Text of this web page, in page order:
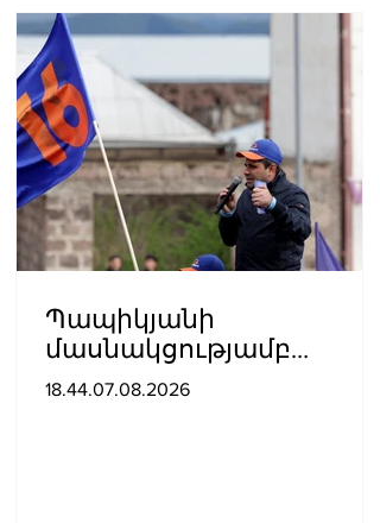
Պապիկյանի
մասնակցությամբ
քարոզարշավը
18.44.07.08.2026